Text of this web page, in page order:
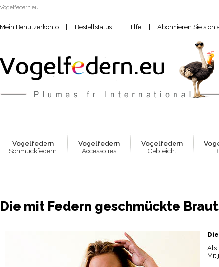
Vogelfedern.eu
Mein Benutzerkonto | Bestellstatus | Hilfe | Abonnieren Sie sich
Vogelfedern
Schmuckfedern
Vogelfedern
Accessoires
Vogelfedern
Gebleicht
Die mit Federn geschmückte
Als
Mit